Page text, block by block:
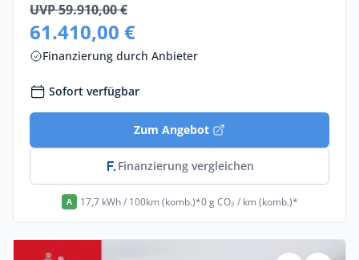
UVP 59.910,00 €
61.410,00 €
Finanzierung durch Anbieter
Sofort verfügbar
Zum Angebot
Finanzierung vergleichen
A 17,7 kWh / 100km (komb.)*0 g CO₂ / km (komb.)*